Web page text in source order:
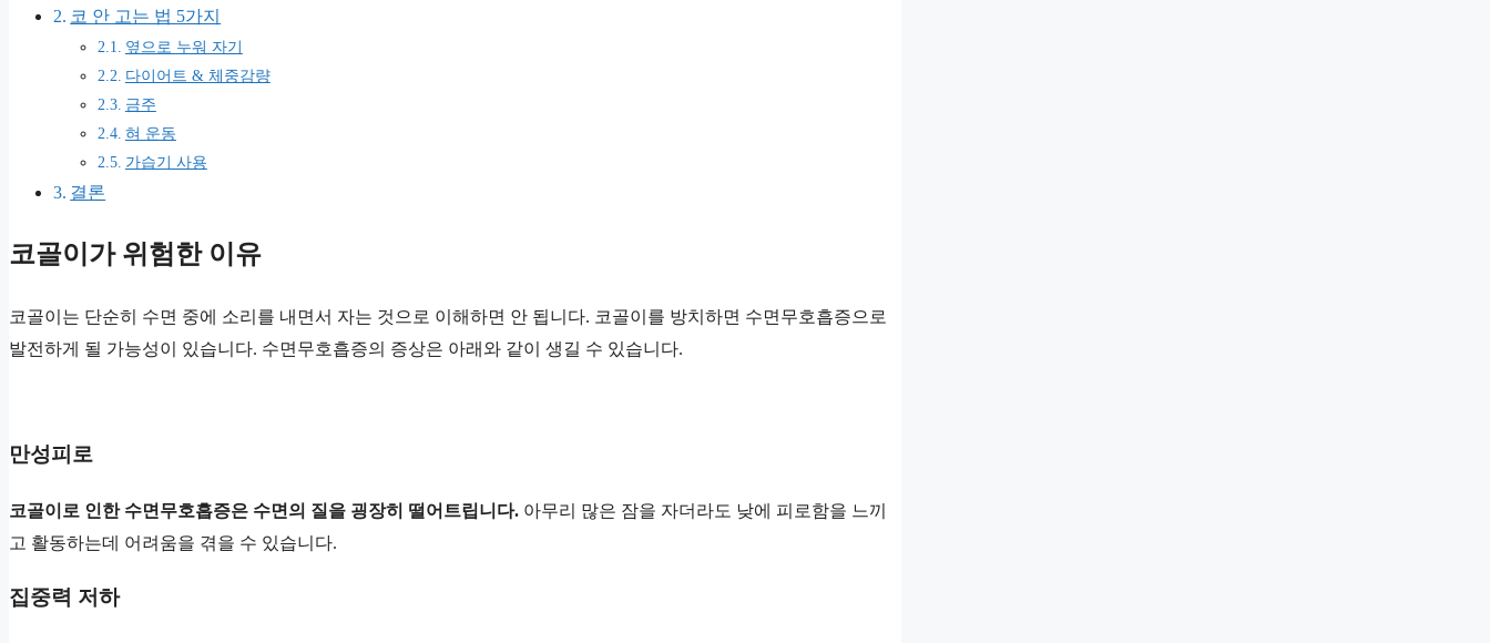
코 안 고는 법 5가지
옆으로 누워 자기
다이어트 & 체중감량
금주
혀 운동
가습기 사용
결론
코골이가 위험한 이유
코골이는 단순히 수면 중에 소리를 내면서 자는 것으로 이해하면 안 됩니다. 코골이를 방치하면 수면무호흡증으로
발전하게 될 가능성이 있습니다. 수면무호흡증의 증상은 아래와 같이 생길 수 있습니다.
만성피로
코골이로 인한 수면무호흡증은 수면의 질을 굉장히 떨어트립니다. 아무리 많은 잠을 자더라도 낮에 피로함을 느끼
고 활동하는데 어려움을 겪을 수 있습니다.
집중력 저하